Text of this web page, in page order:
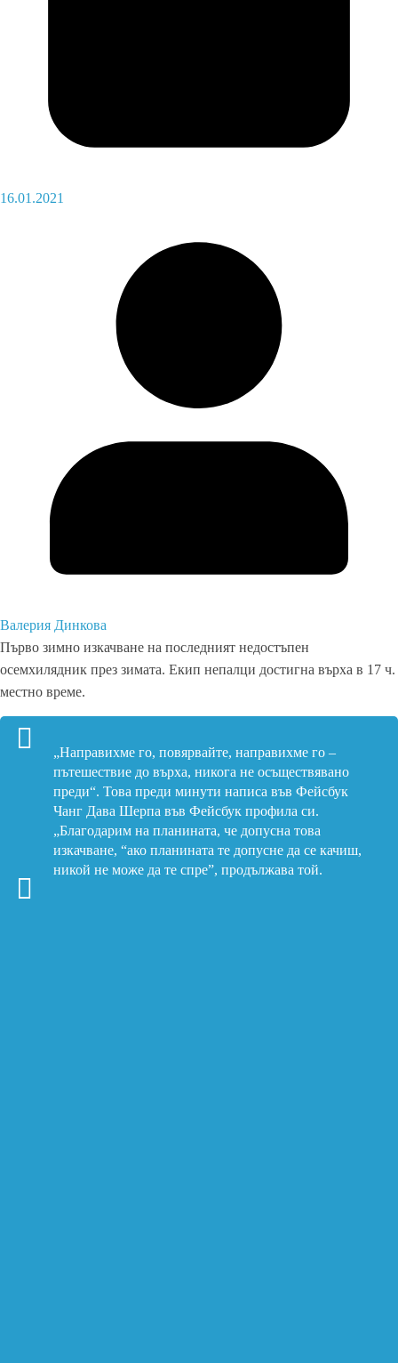
16.01.2021
Валерия Динкова
Първо зимно изкачване на последният недостъпен
осемхилядник през зимата. Екип непалци достигна върха в 17 ч.
местно време.
„Направихме го, повярвайте, направихме го –
пътешествие до върха, никога не осъществявано
преди“. Това преди минути написа във Фейсбук
Чанг Дава Шерпа във Фейсбук профила си.
„Благодарим на планината, че допусна това
изкачване, “ако планината те допусне да се качиш,
никой не може да те спре”, продължава той.